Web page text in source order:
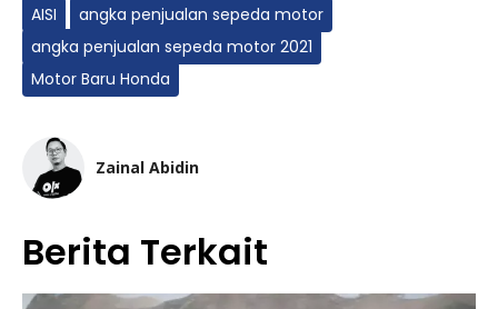
AISI
angka penjualan sepeda motor
angka penjualan sepeda motor 2021
Motor Baru Honda
Zainal Abidin
Berita Terkait